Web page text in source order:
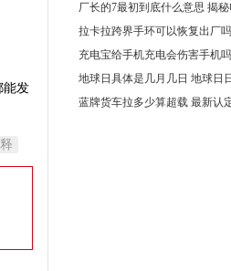
能发
厂长的7最初到底什么意思 揭
拉卡拉跨界手环可以恢复出厂
充电宝给手机充电会伤害手机
地球日具体是几月几日 地球日
蓝牌货车拉多少算超载 最新认